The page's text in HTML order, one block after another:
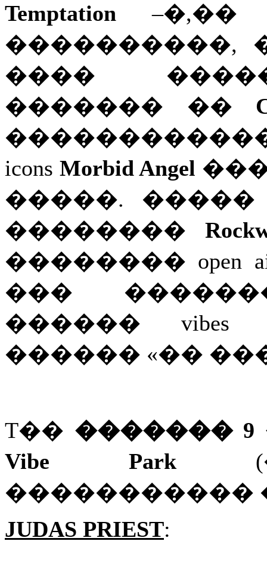
Temptation –�,��
����������,
����
������� ��
icons Morbid Angel
�����.
��������
�������� open air
���
������
������ «�� ����
T�� �������
Vibe Park
�����������
JUDAS PRIEST: